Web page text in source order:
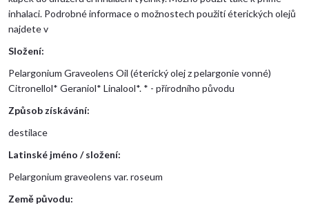
inhalaci. Podrobné informace o možnostech použití éterických olejů
najdete v
Složení:
Pelargonium Graveolens Oil (éterický olej z pelargonie vonné)
Citronellol* Geraniol* Linalool*. * - přírodního původu
Způsob získávání:
destilace
Latinské jméno / složení:
Pelargonium graveolens var. roseum
Země původu: